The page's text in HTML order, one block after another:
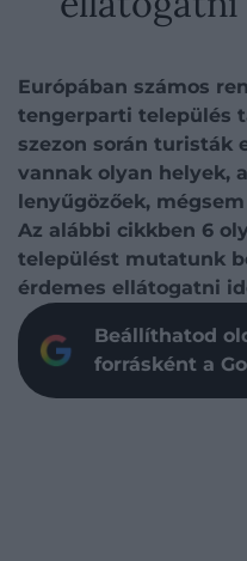
Európában számos
tengerparti település
szezon során turisták
vannak olyan helyek,
lenyűgözőek,
Az alábbi cikkben 6
települést mutatunk
érdemes ellátogatni
Beállíthatod
forrásként a